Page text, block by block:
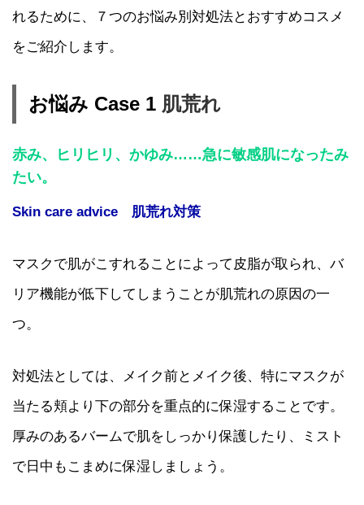
れるために、７つのお悩み別対処法とおすすめコスメ
をご紹介します。
お悩み Case 1 肌荒れ
赤み、ヒリヒリ、かゆみ……急に敏感肌になったみ
たい。
Skin care advice 肌荒れ対策
マスクで肌がこすれることによって皮脂が取られ、バ
リア機能が低下してしまうことが肌荒れの原因の一
つ。
対処法としては、メイク前とメイク後、特にマスクが
当たる頬より下の部分を重点的に保湿することです。
厚みのあるバームで肌をしっかり保護したり、ミスト
で日中もこまめに保湿しましょう。